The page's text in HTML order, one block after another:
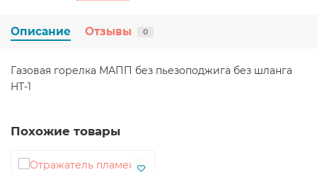
Описание Отзывы 0
Газовая горелка МАПП без пьезоподжига без шланга
HT-1
Похожие товары